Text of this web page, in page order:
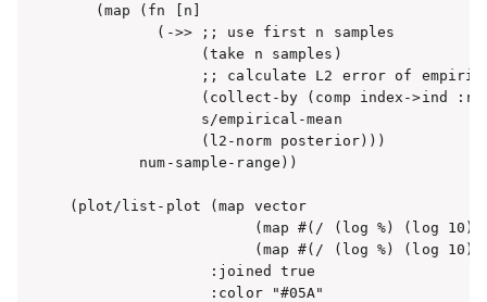
   (map (fn [n]
          (->> ;; use first n samples
               (take n samples)
;; calculate L2 error of
(collect-by (comp index->ind
               s/empirical-mean
               (l2-norm posterior)))
        num-sample-range))
(plot/list-plot (map vector
(map #(/ (log %) (log
(map #(/ (log %) (log
                :joined true
                :color "#05A"